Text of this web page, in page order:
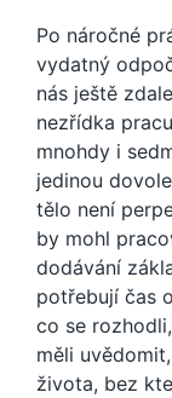
Po náročné
vydatný
nás ještě
nezřídka
mnohdy i
jedinou
tělo není
by mohl
dodávání
potřebují čas
co se
měli
života, bez